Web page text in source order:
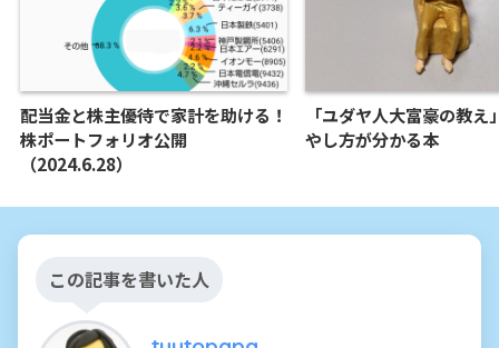
配当金と株主優待で家計を助ける！
株ポートフォリオ公開
（2024.6.28）
「ユダヤ人大富豪の教え
やし方が分かる本
この記事を書いた人